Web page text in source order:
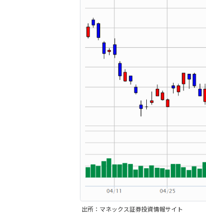
出所：マネックス証券投資情報サイト